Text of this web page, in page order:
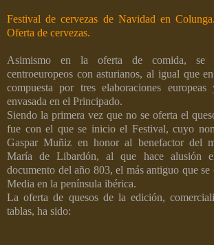
Festival de cervezas de Navidad en
Oferta de cervezas.
Asimismo en la oferta de comida, se
centroeuropeos con asturianos, al igual que
compuesta por tres elaboraciones
envasada en el Principado.
Siendo la primera vez que no se oferta el
fue con el que se inicio el Festival, cuyo
Gaspar Muñiz en honor al benefactor del
María de Libardón, al que hace alusión
documento del año 803, el más antiguo que se
Media en la península ibérica.
La oferta de quesos de la edición,
tablas, ha sido: